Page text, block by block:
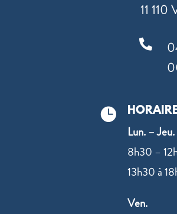
11


Lun. – Jeu.
8h30 –
13h30 à
Ven.